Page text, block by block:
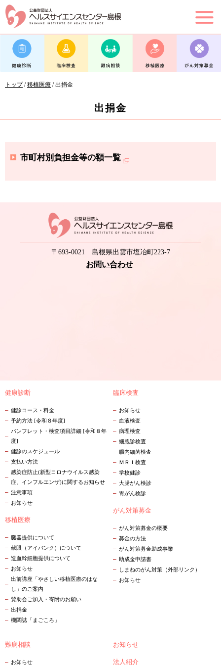
このページの本文へ
現
トップ/移植医療 /出捐金
出捐金
市町村別負担金等の額一覧
〒693-0021 島根県出雲市塩冶町223-7
お問い合わせ
健康診断
健診コース・料金
予約方法 [令和８年度]
パンフレット・検査項目詳細 [令和８年
度]
健診のスケジュール
支払い方法
感染症防止(新型コロナウイルス感染
症、インフルエンザ)に関するお知らせ
注意事項
お知らせ
移植医療
臓器提供について
献眼（アイバンク）について
造血幹細胞提供について
お知らせ
出前講座「やさしい移植医療のはな
し」のご案内
賛助会ご加入・寄附のお願い
出捐金
機関誌「まごころ」
臨床検査
お知らせ
血液検査
病理検査
細胞診検査
腸内細菌検査
ＭＲＩ検査
学校健診
大腸がん検診
胃がん検診
がん対策募金
がん対策募金の概要
募金の方法
がん対策募金助成事業
助成金申請書
しまねのがん対策（外部リンク）
お知らせ
難病相談
お知らせ
お知らせ
法人紹介